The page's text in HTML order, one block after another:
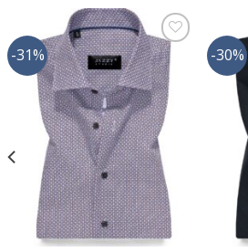
-31%
Προσθήκη
στη Λίστα
Επιθυμίας
-30%